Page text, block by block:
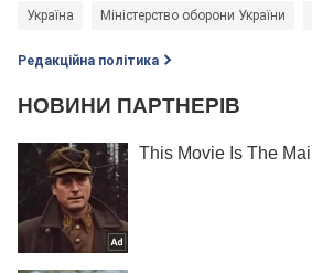
Україна Міністерство оборони України
Редакційна політика